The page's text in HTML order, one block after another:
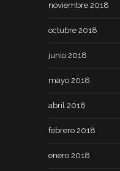
noviembre 2018
octubre 2018
junio 2018
mayo 2018
abril 2018
febrero 2018
enero 2018